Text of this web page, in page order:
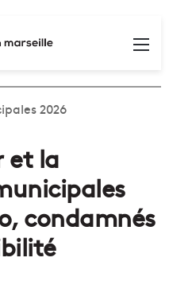
2026
et la
condamnés